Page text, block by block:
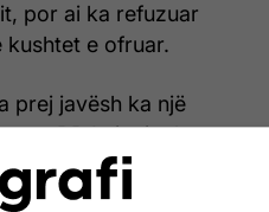
por ai ka refuzuar
kushtet e ofruar.
prej javësh ka një
RB Leipzig, ku